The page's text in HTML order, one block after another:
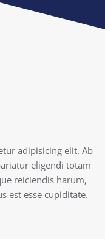
adipisicing elit. Ab
eligendi totam
reiciendis harum,
est esse cupiditate.